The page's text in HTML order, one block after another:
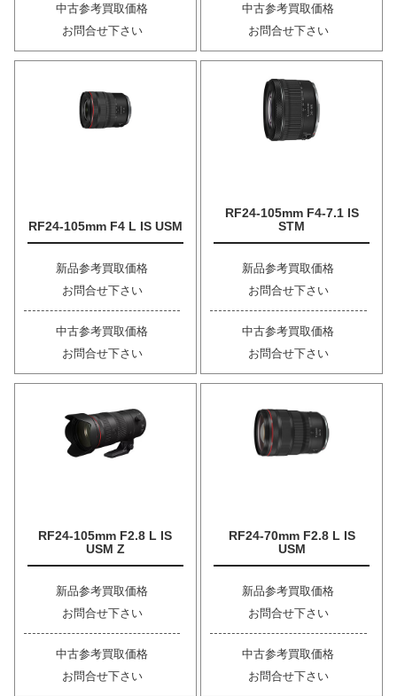
中古参考買取価格
お問合せ下さい
中古参考買取価格
お問合せ下さい
RF24-105mm F4 L IS USM
新品参考買取価格
お問合せ下さい
中古参考買取価格
お問合せ下さい
RF24-105mm F4-7.1 IS
STM
新品参考買取価格
お問合せ下さい
中古参考買取価格
お問合せ下さい
RF24-105mm F2.8 L IS
USM Z
新品参考買取価格
お問合せ下さい
中古参考買取価格
お問合せ下さい
RF24-70mm F2.8 L IS
USM
新品参考買取価格
お問合せ下さい
中古参考買取価格
お問合せ下さい